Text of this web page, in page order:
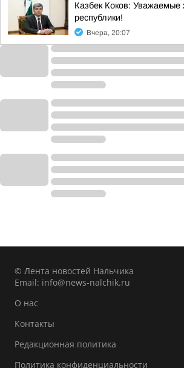
Казбек Коков: Уважаемые
республики!
Вчера, 20:07
© Лента новостей Нальчика
Email: info@news-nalchik.ru
О нас
Контакты
Редакционная политика
Политика конфиденциальности